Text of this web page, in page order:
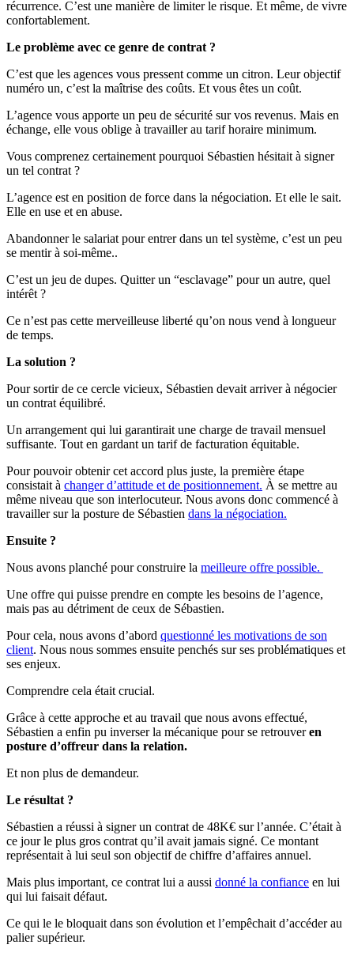
récurrence. C’est une manière de limiter le risque. Et même, de vivre
confortablement.
Le problème avec ce genre de contrat ?
C’est que les agences vous pressent comme un citron. Leur objectif
numéro un, c’est la maîtrise des coûts. Et vous êtes un coût.
L’agence vous apporte un peu de sécurité sur vos revenus. Mais en
échange, elle vous oblige à travailler au tarif horaire minimum.
Vous comprenez certainement pourquoi Sébastien hésitait à signer
un tel contrat ?
L’agence est en position de force dans la négociation. Et elle le sait.
Elle en use et en abuse.
Abandonner le salariat pour entrer dans un tel système, c’est un peu
se mentir à soi-même..
C’est un jeu de dupes. Quitter un “esclavage” pour un autre, quel
intérêt ?
Ce n’est pas cette merveilleuse liberté qu’on nous vend à longueur
de temps.
La solution ?
Pour sortir de ce cercle vicieux, Sébastien devait arriver à négocier
un contrat équilibré.
Un arrangement qui lui garantirait une charge de travail mensuel
suffisante. Tout en gardant un tarif de facturation équitable.
Pour pouvoir obtenir cet accord plus juste, la première étape
consistait à changer d’attitude et de positionnement. À se mettre au
même niveau que son interlocuteur. Nous avons donc commencé à
travailler sur la posture de Sébastien dans la négociation.
Ensuite ?
Nous avons planché pour construire la meilleure offre possible.
Une offre qui puisse prendre en compte les besoins de l’agence,
mais pas au détriment de ceux de Sébastien.
Pour cela, nous avons d’abord questionné les motivations de son
client. Nous nous sommes ensuite penchés sur ses problématiques et
ses enjeux.
Comprendre cela était crucial.
Grâce à cette approche et au travail que nous avons effectué,
Sébastien a enfin pu inverser la mécanique pour se retrouveren
posture d’offreur dans la relation.
Et non plus de demandeur.
Le résultat ?
Sébastien a réussi à signer un contrat de 48K€ sur l’année. C’était à
ce jour le plus gros contrat qu’il avait jamais signé. Ce montant
représentait à lui seul son objectif de chiffre d’affaires annuel.
Mais plus important, ce contrat lui a aussi donné la confiance en lui
qui lui faisait défaut.
Ce qui le le bloquait dans son évolution et l’empêchait d’accéder au
palier supérieur.